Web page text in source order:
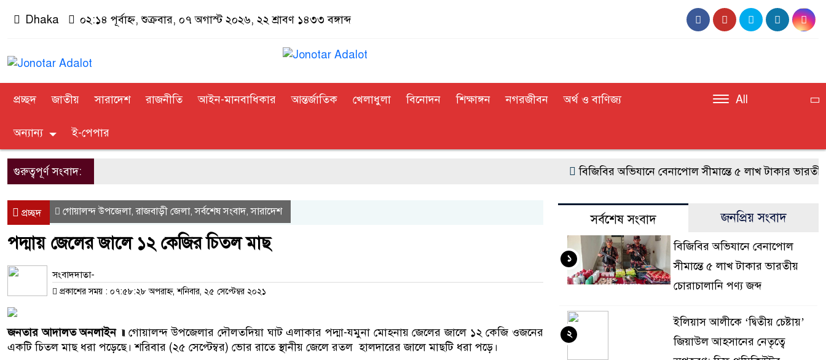
Dhaka ০২:১৪ পূর্বাহ্ন, শুক্রবার, ০৭ অগাস্ট ২০২৬, ২২ শ্রাবণ ১৪৩৩ বঙ্গাব্দ
প্রচ্ছদ জাতীয় সারাদেশ রাজনীতি আইন-মানবাধিকার আন্তর্জাতিক খেলাধুলা বিনোদন শিক্ষাঙ্গন নগরজীবন অর্থ ও বাণিজ্য
অন্যান্য ই-পেপার
All
গুরুত্বপূর্ণ সংবাদ: বিজিবির অভিযানে বেনাপোল সীমান্তে ৫ লাখ টাকার ভারতীয়
প্রচ্ছদ গোয়ালন্দ উপজেলা,রাজবাড়ী জেলা,সর্বশেষ সংবাদ,সারাদেশ
পদ্মায় জেলের জালে ১২ কেজির চিতল মাছ
সংবাদদাতা-
প্রকাশের সময় : ০৭:৫৮:২৮ অপরাহ্ন, শনিবার, ২৫ সেপ্টেম্বর ২০২১
জনতার আদালত অনলাইন ॥ গোয়ালন্দ উপজেলার দৌলতদিয়া ঘাট এলাকার পদ্মা-যমুনা মোহনায় জেলের জালে ১২ কেজি ওজনের
একটি চিতল মাছ ধরা পড়েছে। শরিবার (২৫ সেপ্টেম্বর) ভোর রাতে স্থানীয় জেলে রতল হালদারের জালে মাছটি ধরা পড়ে।
সর্বশেষ সংবাদ জনপ্রিয় সংবাদ
বিজিবির অভিযানে বেনাপোল
সীমান্তে ৫ লাখ টাকার ভারতীয়
চোরাচালানি পণ্য জব্দ
১
ইলিয়াস আলীকে ‘দ্বিতীয় চেষ্টায়’
জিয়াউল আহসানের নেতৃত্বে
২